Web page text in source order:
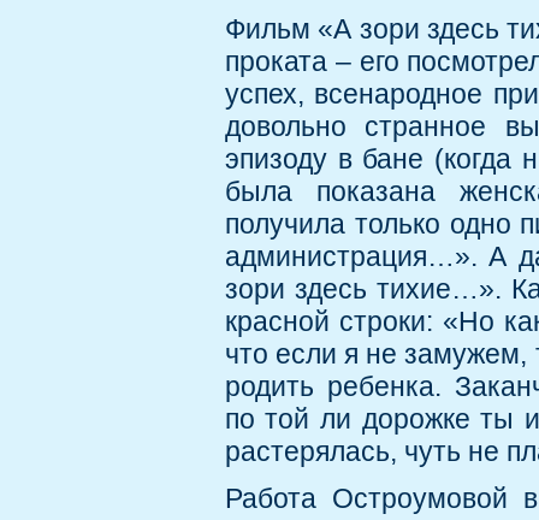
Фильм «А зори здесь
проката – его
успех, всенародное
довольно странное
эпизоду в бане (когда
была показана
получила только одно
администрация…». А
зори здесь тихие…».
красной строки: «Но
что если я не замужем,
родить ребенка.
по той ли дорожке ты
растерялась, чуть не
Работа Остроумовой